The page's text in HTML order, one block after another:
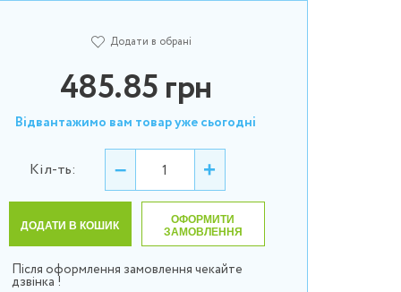
Додати в обрані
485.85грн
Відвантажимо вам товар уже сьогодні
Кіл-ть: – +
ДОДАТИ В КОШИК
ОФОРМИТИ
ЗАМОВЛЕННЯ
Після оформлення замовлення чекайте
дзвінка !